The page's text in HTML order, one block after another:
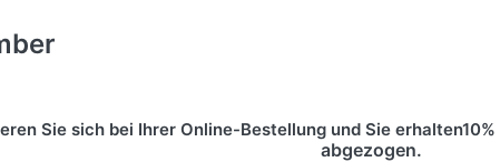
Sie sich bei Ihrer Online-Bestellung und Sie
abgezogen.